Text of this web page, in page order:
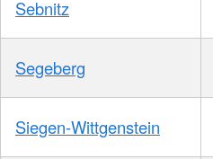
Sebnitz
Segeberg
Siegen-Wittgenstein